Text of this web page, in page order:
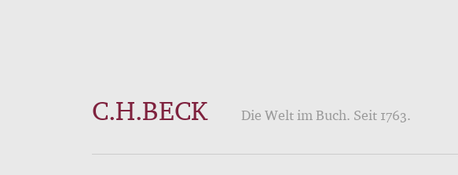
C.H.BECK Die Welt im Buch. Seit 1763.